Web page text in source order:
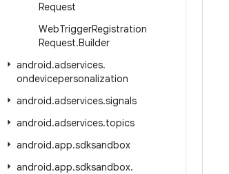
Request
WebTriggerRegistration
Request.Builder
android.adservices.
ondevicepersonalization
android.adservices.signals
android.adservices.topics
android.app.sdksandbox
android.app.sdksandbox.